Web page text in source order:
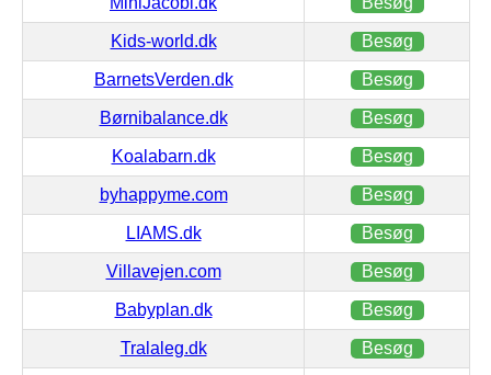
Kids-world.dk Besøg
BarnetsVerden.dk Besøg
Børnibalance.dk Besøg
Koalabarn.dk Besøg
byhappyme.com Besøg
LIAMS.dk Besøg
Villavejen.com Besøg
Babyplan.dk Besøg
Tralaleg.dk Besøg